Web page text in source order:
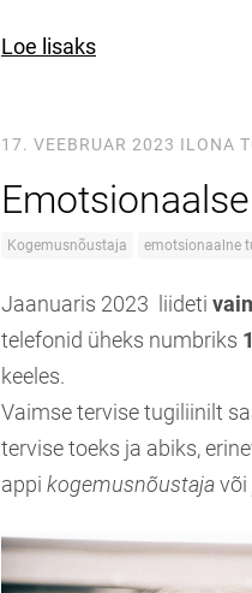
Loe lisaks
17. VEEBRUAR 2023 ILONA
Kogemusnõustaja emotsionaalne
Jaanuaris 2023 liideti
telefonid üheks numbriks
keeles.
Vaimse tervise tugiliinilt
tervise toeks ja abiks,
appi kogemusnõustajavõi